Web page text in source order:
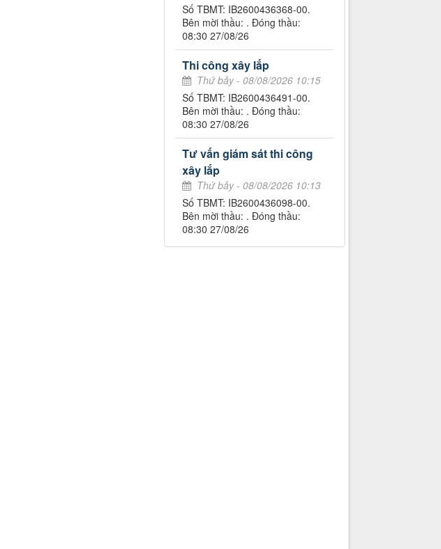
Số TBMT: IB2600436368-00.
Bên mời thầu: . Đóng thầu:
08:30 27/08/26
Thi công xây lắp
Thứ bảy - 08/08/2026 10:15
Số TBMT: IB2600436491-00.
Bên mời thầu: . Đóng thầu:
08:30 27/08/26
Tư vấn giám sát thi công
xây lắp
Thứ bảy - 08/08/2026 10:13
Số TBMT: IB2600436098-00.
Bên mời thầu: . Đóng thầu:
08:30 27/08/26